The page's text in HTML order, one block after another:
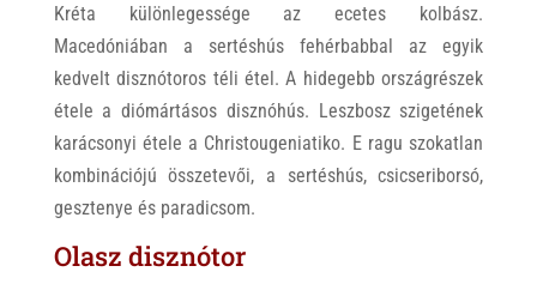
Kréta különlegessége az ecetes kolbász.
Macedóniában a sertéshús fehérbabbal az egyik
kedvelt disznótoros téli étel. A hidegebb országrészek
étele a diómártásos disznóhús. Leszbosz szigetének
karácsonyi étele a Christougeniatiko. E ragu szokatlan
kombinációjú összetevői, a sertéshús, csicseriborsó,
gesztenye és paradicsom.
Olasz disznótor